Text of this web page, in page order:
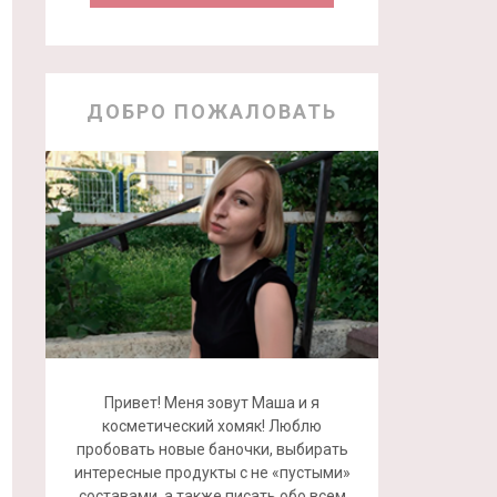
ДОБРО ПОЖАЛОВАТЬ
Привет! Меня зовут Маша и я
косметический хомяк! Люблю
пробовать новые баночки, выбирать
интересные продукты с не «пустыми»